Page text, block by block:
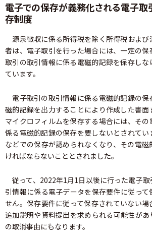
電子での保存が義務化される電子取
存制度
源泉徴収に係る所得税を除く所得税および
者は、電子取引を行った場合には、一定の
取引の取引情報に係る電磁的記録を保存し
ています。
電子取引の取引情報に係る電磁的記録の保
磁的記録を出力することにより作成した書
マイクロフィルムを保存する場合には、そ
係る電磁的記録の保存を要しないとされて
などでの保存が認められなくなり、その電
ければならないこととされました。
従って、2022年1月1日以後に行った電子
引情報に係る電子データを保存要件に従って
せん。保存要件に従って保存されていない
追加説明や資料提出を求められる可能性が
の取消事由にもなります。